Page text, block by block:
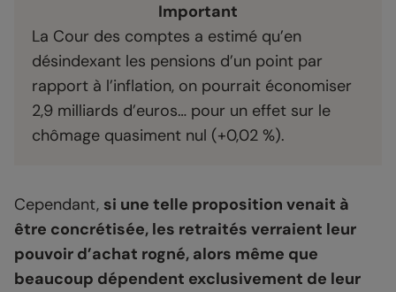
Important
La Cour des comptes a estimé qu’en
désindexant les pensions d’un point par
rapport à l’inflation, on pourrait économiser
2,9 milliards d’euros… pour un effet sur le
chômage quasiment nul (+0,02 %).
Cependant, si une telle proposition venait à
être concrétisée, les retraités verraient leur
pouvoir d’achat rogné, alors même que
beaucoup dépendent exclusivement de leur